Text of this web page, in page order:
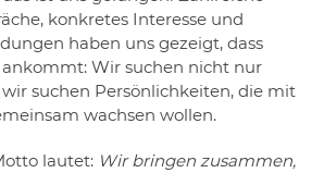
konkretes Interesse und
haben uns gezeigt, dass
Wir suchen nicht nur
wir suchen Persönlichkeiten, die mit
wachsen wollen.
lautet: Wir bringen zusammen,